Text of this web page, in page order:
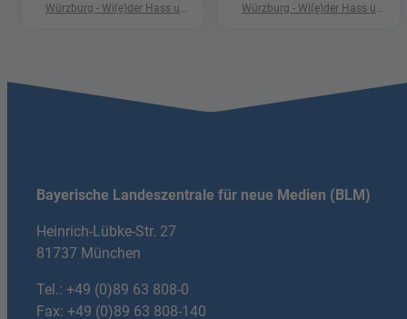
Würzburg - Wi(e)der Hass und
Würzburg - Wi(e)der Hass und
Bayerische Landeszentrale für neue Medien (BLM)
Heinrich-Lübke-Str. 27
81737 München
Tel.: +49 (0)89 63 808-0
Fax: +49 (0)89 63 808-140